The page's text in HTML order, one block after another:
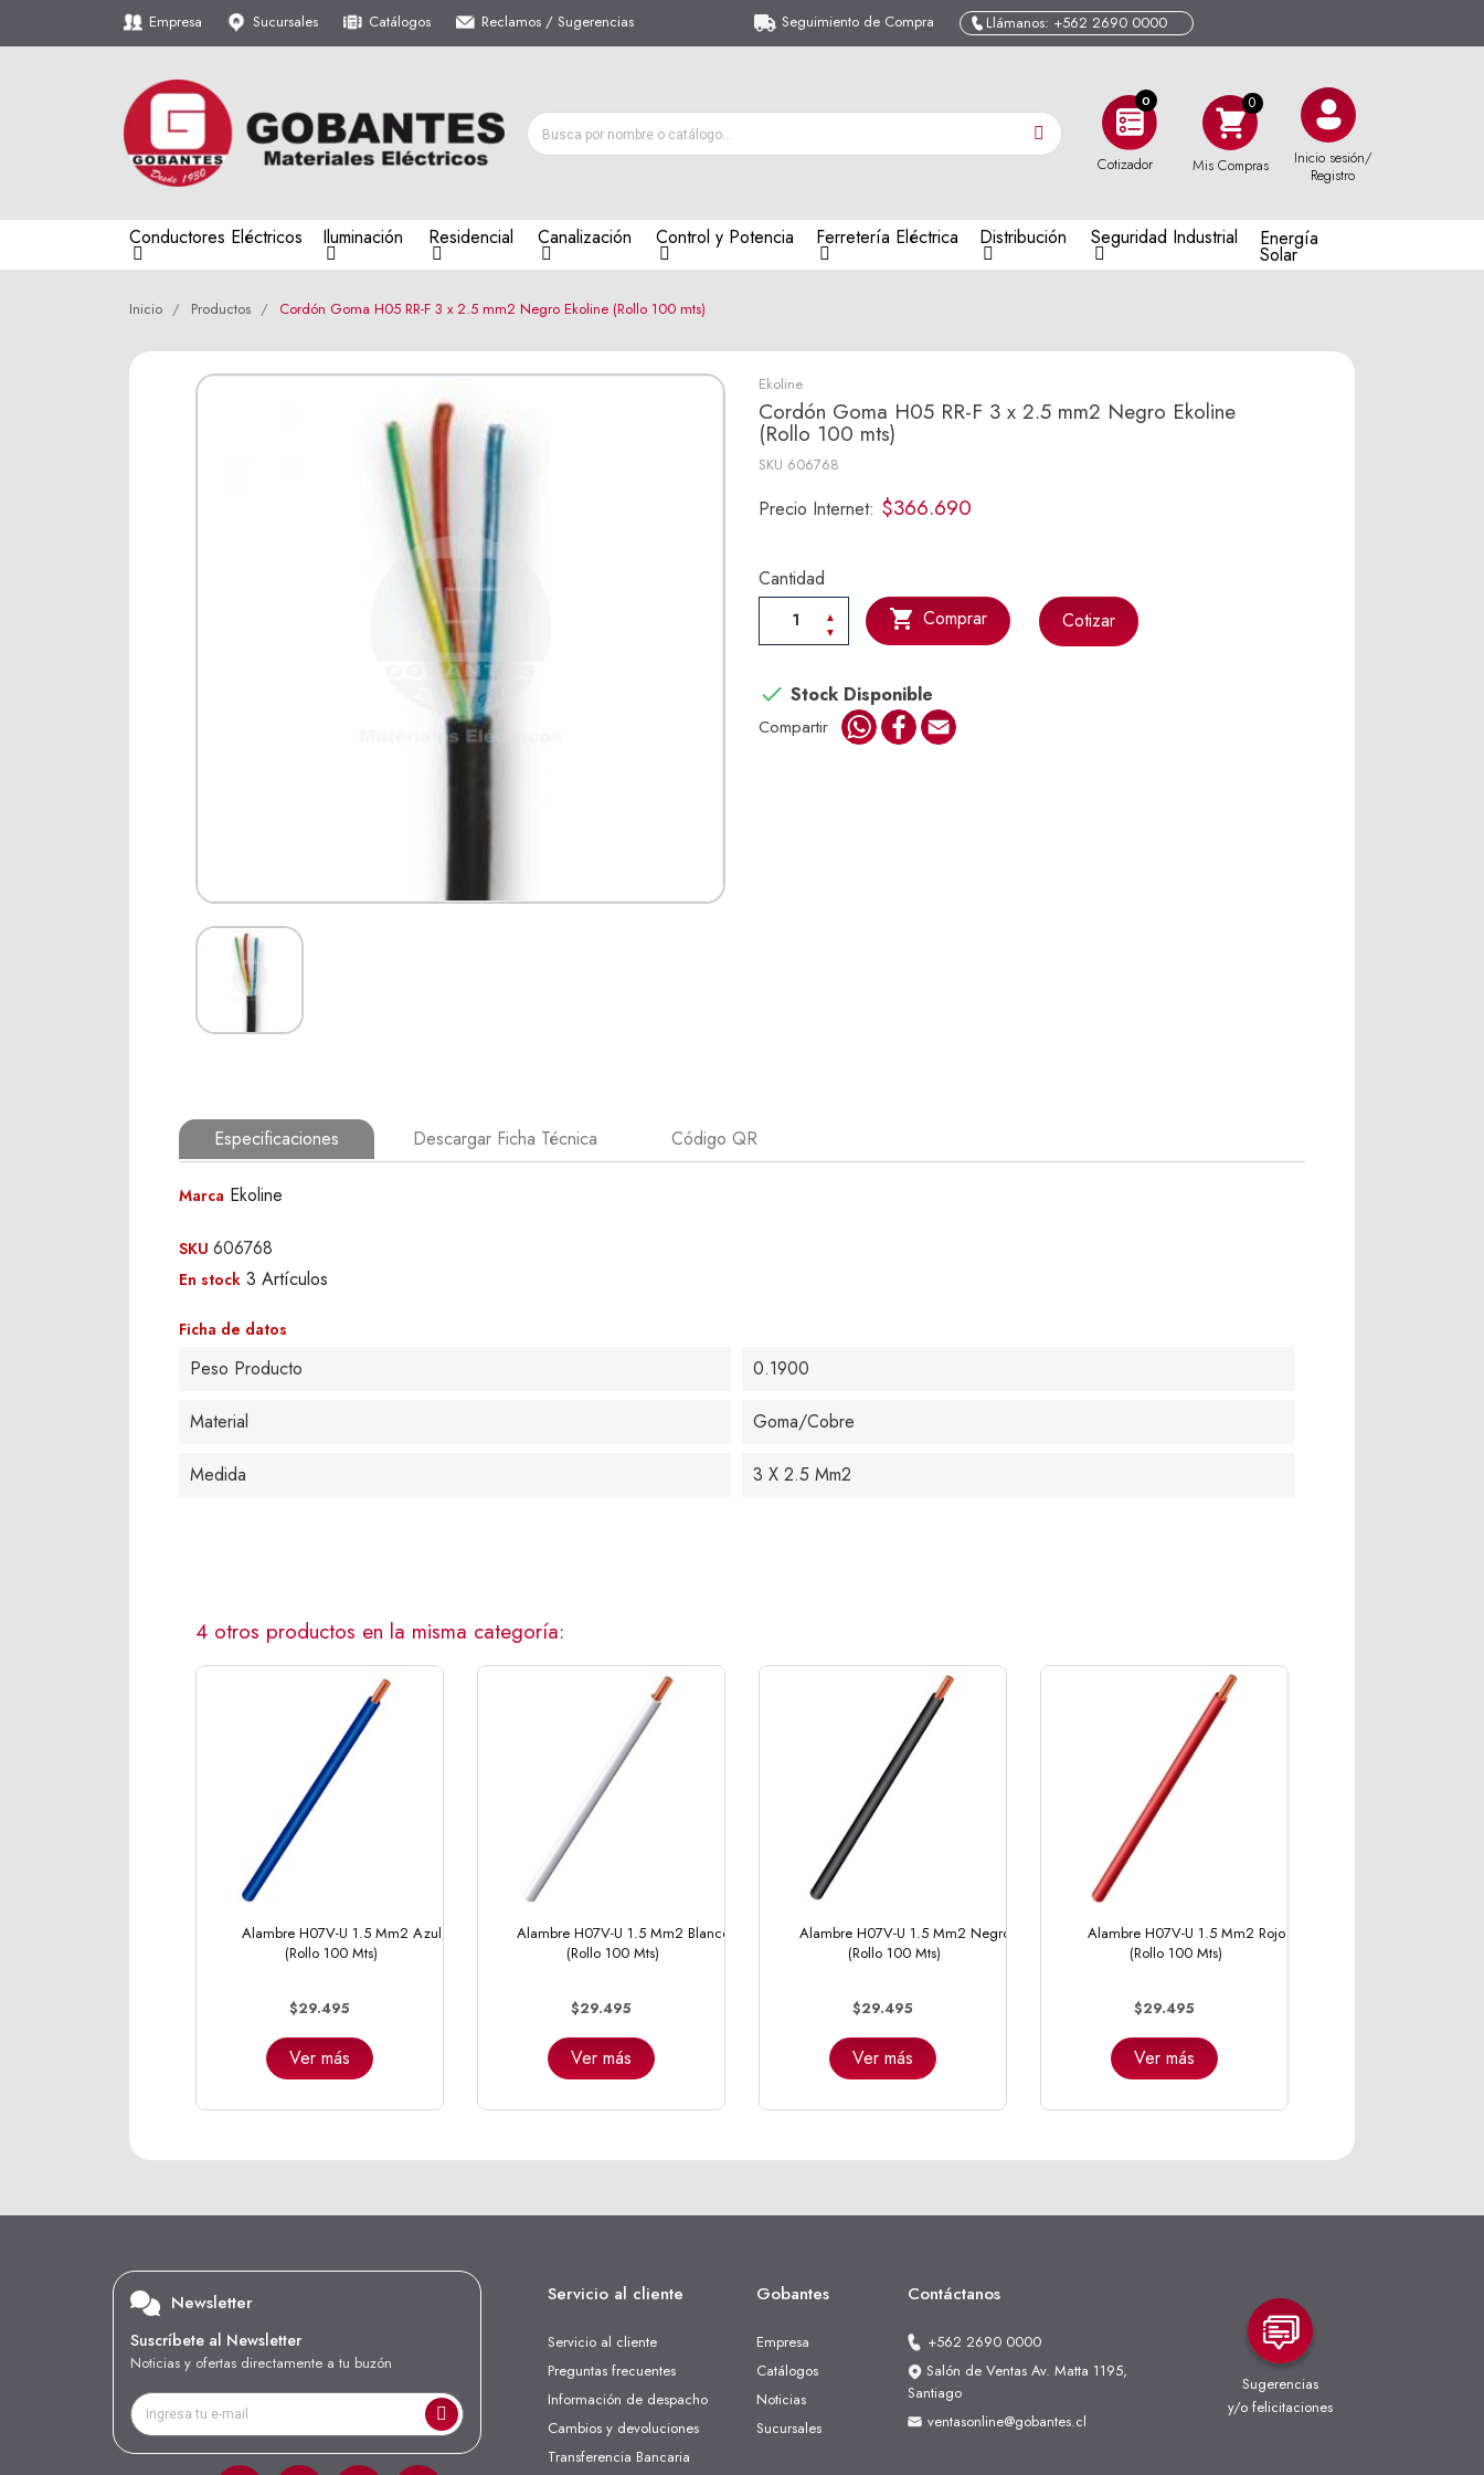
Empresa Sucursales Catálogos Reclamos / Sugerencias Seguimiento de Compra Llámanos: +562 2690 0000
0
Cotizador Mis Compras
Inicio sesión/
Registro
Conductores Eléctricos Iluminación Residencial Canalización Control y Potencia Ferretería Eléctrica Distribución Seguridad Industrial Energía
Solar
Inicio Productos Cordón Goma H05 RR-F 3 x 2.5 mm2 Negro Ekoline (Rollo 100 mts)
Ekoline
Cordón Goma H05 RR-F 3 x 2.5 mm2 Negro Ekoline
(Rollo 100 mts)
SKU 606768
Precio Internet: $366.690
Cantidad
 Comprar
 Stock Disponible
Cotizar
Compartir WhatsApp
Facebook
Especificaciones Descargar Ficha Técnica Código QR
Marca Ekoline
SKU 606768
En stock 3 Artículos
Ficha de datos
Peso Producto 0.1900
Material Goma/Cobre
Medida 3 X 2.5 Mm2
4 otros productos en la misma categoría:
Alambre H07V-U 1.5 Mm2 Azul
(Rollo 100 Mts)
$29.495
Ver más
Alambre H07V-U 1.5 Mm2 Blanco
(Rollo 100 Mts)
$29.495
Ver más
Alambre H07V-U 1.5 Mm2 Negro
(Rollo 100 Mts)
$29.495
Ver más
Alambre H07V-U 1.5 Mm2 Rojo
(Rollo 100 Mts)
$29.495
Ver más
Newsletter
Suscríbete al Newsletter
Noticias y ofertas directamente a tu buzón
Servicio al cliente
Servicio al cliente
Preguntas frecuentes
Información de despacho
Cambios y devoluciones
Transferencia Bancaria
Gobantes
Empresa
Catálogos
Noticias
Sucursales
Contáctanos
+562 2690 0000
Salón de Ventas Av. Matta 1195,
Santiago
ventasonline@gobantes.cl
Sugerencias
y/o felicitaciones